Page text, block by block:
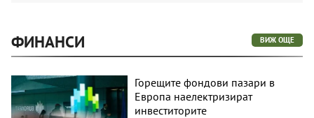
ФИНАНСИ ВИЖ ОЩЕ
Горещите фондови пазари в
Европа наелектризират
инвеститорите